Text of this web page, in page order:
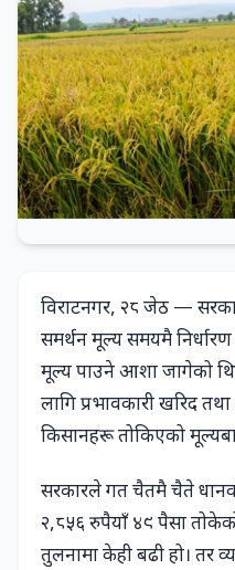
विराटनगर, २८ जेठ —
समर्थन मूल्य समयमै
मूल्य पाउने आशा जागेको
लागि प्रभावकारी खरिद
किसानहरू तोकिएको
सरकारले गत चैतमै चैते
२,८५६ रुपैयाँ ४९ पैसा
तुलनामा केही बढी हो। तर